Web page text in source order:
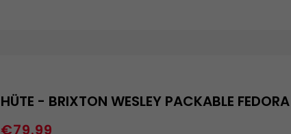
HÜTE - BRIXTON WESLEY PACKABLE
€79.99